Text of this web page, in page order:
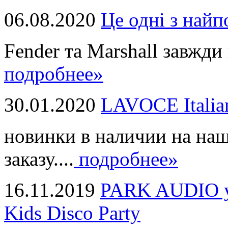
06.08.2020 Це однi з
Fender та Marshall завжди
подробнее»
30.01.2020 LAVOCE
новинки в наличии на
заказу.... подробнее»
16.11.2019 PARK AUDIO
Kids Disco Party